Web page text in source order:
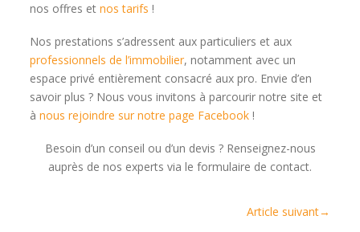
nos offres etnos tarifs !
Nos prestations s’adressent aux particuliers et aux
professionnels de l’immobilier, notamment avec un
espace privé entièrement consacré aux pro. Envie d’en
savoir plus ? Nous vous invitons à parcourir notre site et
ànous rejoindre sur notre page Facebook !
Besoin d’un conseil ou d’un devis ? Renseignez-nous
auprès de nos experts via le formulaire de contact.
Article suivant→